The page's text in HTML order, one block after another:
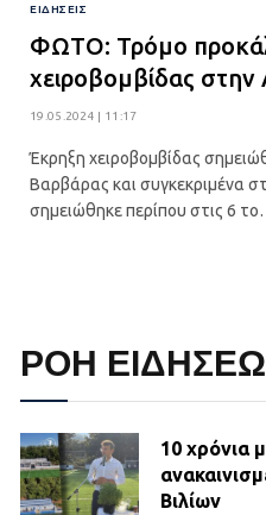
ΕΙΔΉΣΕΙΣ
ΦΩΤΟ: Τρόμο
χειροβομβίδας
19.05.2024 | 11:17
Έκρηξη χειροβομβίδας
Βαρβάρας και συγκεκριμένα
σημειώθηκε περίπου στις 6
ΡΟΗ
10 χρόνια
Βιλίων